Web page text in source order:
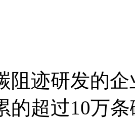
阻迹研发的企
的超过10万